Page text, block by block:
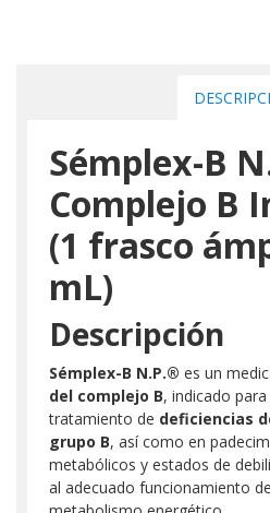
Sémplex-B
Complejo B
(1 frasco
mL)
Descripción
Sémplex-B N.P.® es un
del complejo B, indicado
tratamiento de deficiencias
grupo B, así como en
metabólicos y estados de
al adecuado funcionamiento